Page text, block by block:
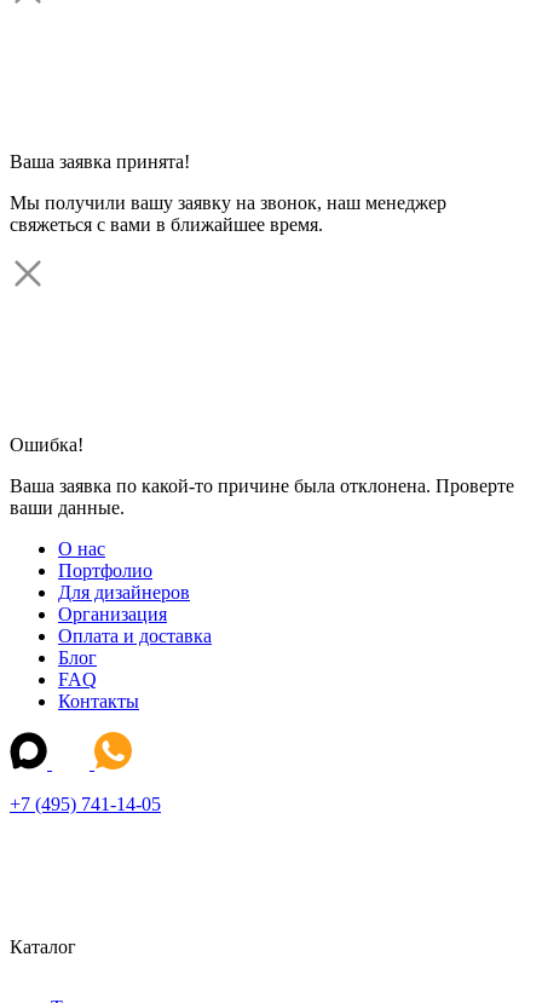
Ваша заявка принята!
Мы получили вашу заявку на звонок, наш менеджер
свяжеться с вами в ближайшее время.
Ошибка!
Ваша заявка по какой-то причине была отклонена. Проверте
ваши данные.
О нас
Портфолио
Для дизайнеров
Организация
Оплата и доставка
Блог
FAQ
Контакты
+7 (495) 741-14-05
Каталог